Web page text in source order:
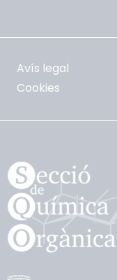
Avís legal
Cookies